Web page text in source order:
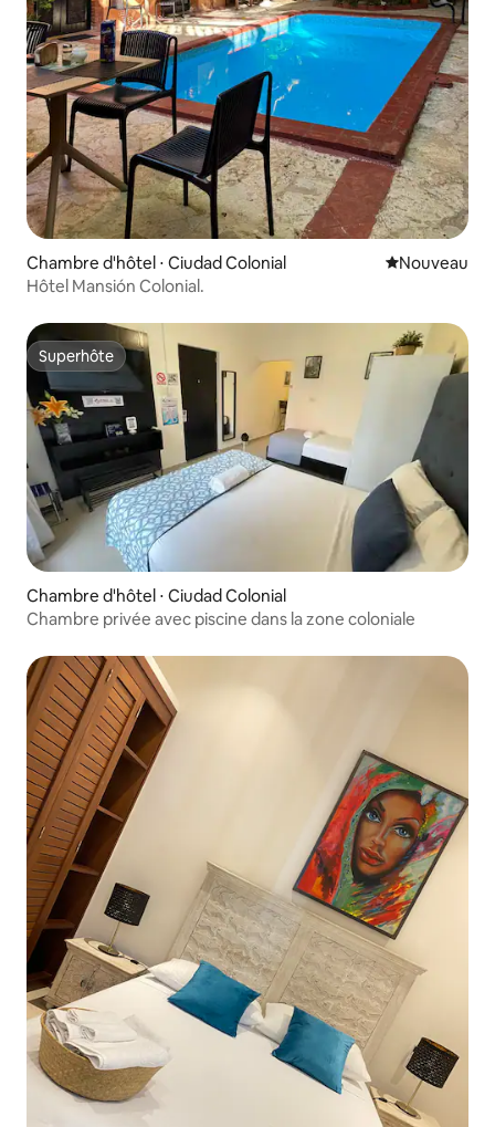
Chambre d'hôtel ⋅ Ciudad Colonial Nouvel
Nouveau
Hôtel Mansión Colonial.
Superhôte
Superhôte
Chambre d'hôtel ⋅ Ciudad Colonial
Chambre privée avec piscine dans la zone coloniale